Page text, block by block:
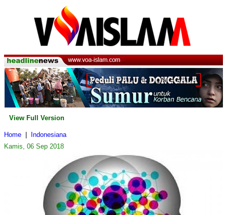
View Full Version
Home
Indonesiana
Kamis, 06 Sep 2018